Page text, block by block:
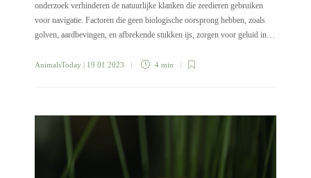
onderzoek verhinderen de natuurlijke klanken die zeedieren gebruiken
voor navigatie. Factoren die geen biologische oorsprong hebben, zoals
golven, aardbevingen, en afbrekende stukken ijs, zorgen voor geluid in…
AnimalsToday | 19 01 2023 4 min